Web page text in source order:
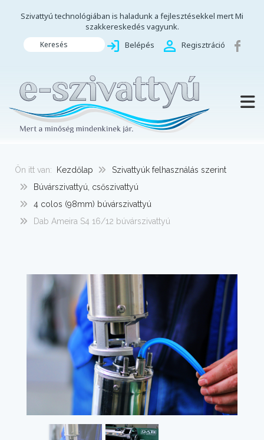
Szivattyú technológiában is haladunk a fejlesztésekkel mert Mi
szakkereskedés vagyunk.
Keresés Belépés Regisztráció
Ön itt van: Kezdőlap
Szivattyúk felhasználás szerint
Búvárszivattyú, csőszivattyú
4 colos (98mm) búvárszivattyú
Dab Ameira S4 16/12 búvárszivattyú